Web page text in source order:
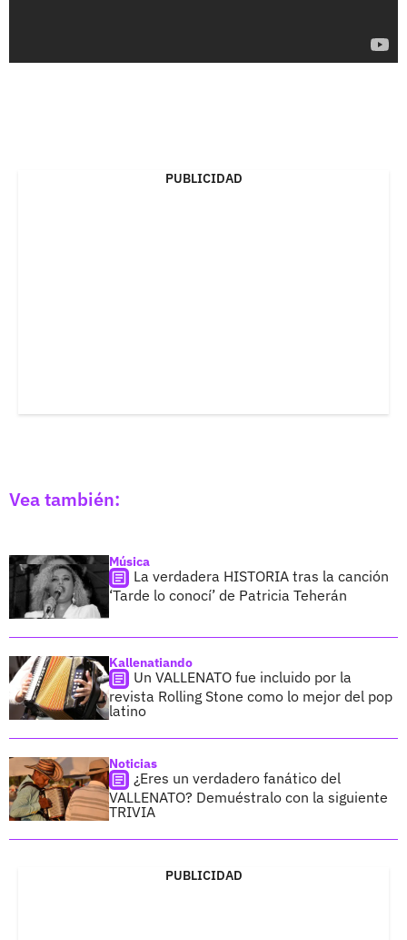
PUBLICIDAD
Vea también:
Música
La verdadera HISTORIA tras la canción
‘Tarde lo conocí’ de Patricia Teherán
Kallenatiando
Un VALLENATO fue incluido por la
revista Rolling Stone como lo mejor del pop
latino
Noticias
¿Eres un verdadero fanático del
VALLENATO? Demuéstralo con la siguiente
TRIVIA
PUBLICIDAD